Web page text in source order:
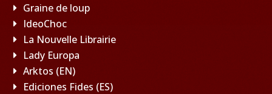
Graine de loup
IdeoChoc
La Nouvelle Librairie
Lady Europa
Arktos (EN)
Ediciones Fides (ES)